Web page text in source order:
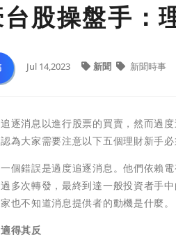
股操盤手：
Jul 14,2023 新聞 新聞時事
逐消息以進行股票的買賣，然而過
為大家需要注意以下五個理財新手
個錯誤是過度追逐消息。他們依賴
多次轉發，最終到達一般投資者手
也不知道消息提供者的動機是什麼。
得其反